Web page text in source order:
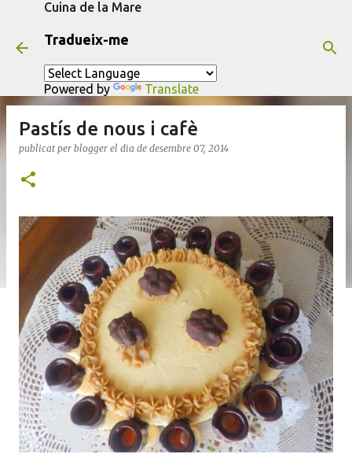
Cuina de la Mare
Tradueix-me
Powered by Translate
Pastís de nous i cafè
publicat per blogger el dia de desembre 07, 2014